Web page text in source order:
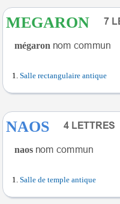
MEGARON
mégaron
Salle rectangulaire antique
NAOS
naos
Salle de temple antique